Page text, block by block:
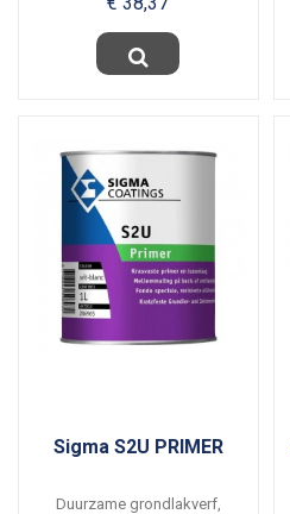
buiten...
Sigma S2U PRIMER
Duurzame grondlakverf,